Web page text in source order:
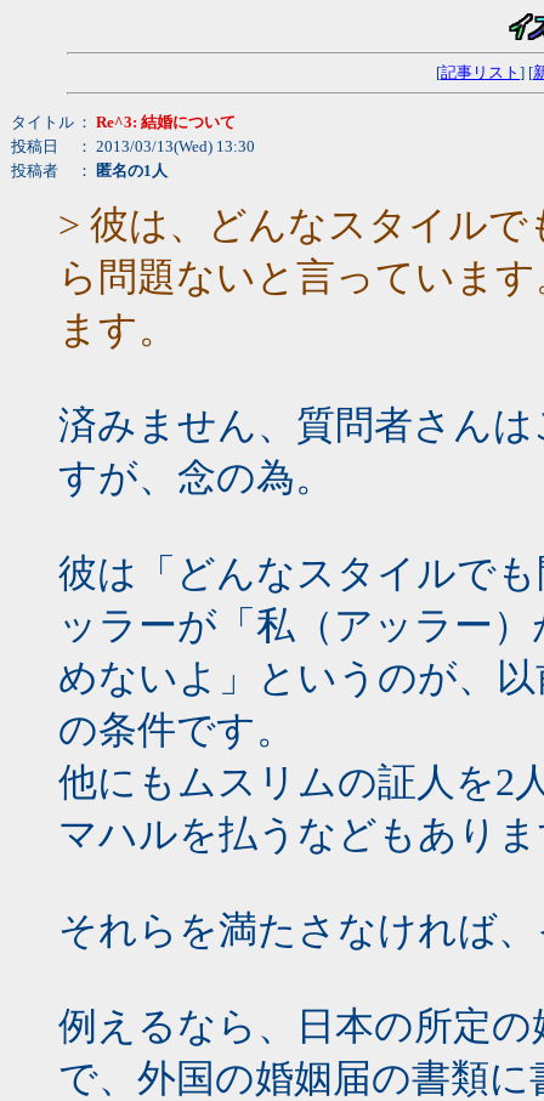
[記事リスト ] [
タイトル ： Re^3: 結婚について
投稿日
： 2013/03/13(Wed) 13:30
投稿者
： 匿名の1人
> 彼は、どんなスタイル
ら問題ないと言っていま
ます。
済みません、質問者さん
すが、念の為。
彼は「どんなスタイルで
ッラーが「私（アッラー
めないよ」というのが、
の条件です。
他にもムスリムの証人を2
マハルを払うなどもあり
それらを満たさなければ
例えるなら、日本の所定
で、外国の婚姻届の書類